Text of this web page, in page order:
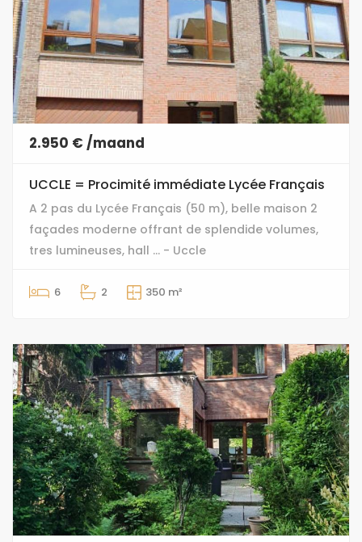
2.950 € /maand
UCCLE = Procimité immédiate Lycée Français
A 2 pas du Lycée Français (50 m), belle maison 2
façades moderne offrant de splendide volumes,
tres lumineuses, hall ... - Uccle
6 2 350 m²